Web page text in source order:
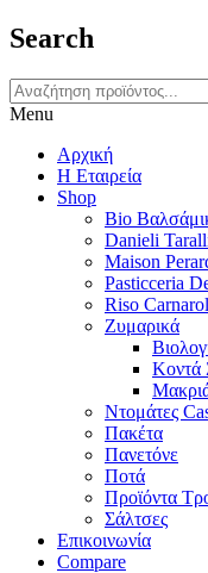
Search
Menu
Αρχική
Η Εταιρεία
Shop
Bio
Danieli
Maison
Pasticceria
Riso
Ζυμαρικά
Κοντά
Ντομάτες
Πακέτα
Πανετόνε
Ποτά
Προϊόντα
Σάλτσες
Επικοινωνία
Compare